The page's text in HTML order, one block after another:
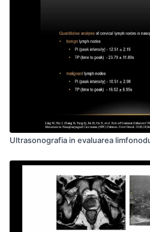
Ultrasonografia in evaluarea